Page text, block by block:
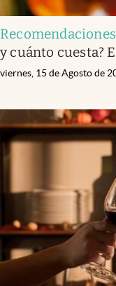
Recomendaciones
y cuánto cuesta?
viernes, 15 de Agosto de